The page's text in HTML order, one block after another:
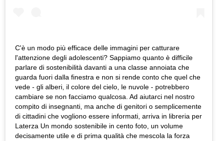
C'è un modo più efficace delle immagini per catturare
l'attenzione degli adolescenti? Sappiamo quanto è difficile
parlare di sostenibilità davanti a una classe annoiata che
guarda fuori dalla finestra e non si rende conto che quel che
vede - gli alberi, il colore del cielo, le nuvole - potrebbero
cambiare se non facciamo qualcosa. Ad aiutarci nel nostro
compito di insegnanti, ma anche di genitori o semplicemente
di cittadini che vogliono essere informati, arriva in libreria per
Laterza Un mondo sostenibile in cento foto, un volume
decisamente utile e di prima qualità che mescola la forza